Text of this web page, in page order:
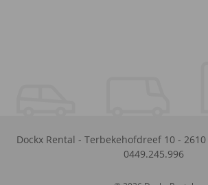
Dockx Rental - Terbekehofdreef 10 - 2610
0449.245.996